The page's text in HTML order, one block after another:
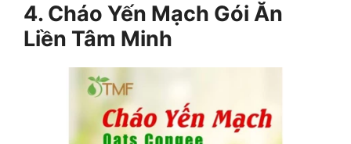
4. Cháo Yến Mạch Gói Ăn
Liền Tâm Minh